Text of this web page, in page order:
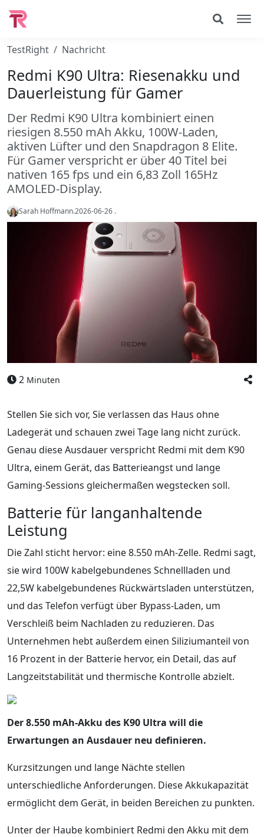
TestRight Nachricht
Redmi K90 Ultra: Riesenakku und
Dauerleistung für Gamer
Der Redmi K90 Ultra kombiniert einen
riesigen 8.550 mAh Akku, 100W-Laden,
aktiven Lüfter und den Snapdragon 8 Elite.
Für Gamer verspricht er über 40 Titel bei
nativen 165 fps und ein 6,83 Zoll 165Hz
AMOLED-Display.
Sarah Hoffmann.2026-06-26 .
2 Minuten
Stellen Sie sich vor, Sie verlassen das Haus ohne
Ladegerät und schauen zwei Tage lang nicht zurück.
Genau diese Ausdauer verspricht Redmi mit dem K90
Ultra, einem Gerät, das Batterieangst und lange
Gaming-Sessions gleichermaßen wegstecken soll.
Batterie für langanhaltende
Leistung
Die Zahl sticht hervor: eine 8.550 mAh-Zelle. Redmi sagt,
sie wird 100W kabelgebundenes Schnellladen und
22,5W kabelgebundenes Rückwärtsladen unterstützen,
und das Telefon verfügt über Bypass-Laden, um
Verschleiß beim Nachladen zu reduzieren. Das
Unternehmen hebt außerdem einen Siliziumanteil von
16 Prozent in der Batterie hervor, ein Detail, das auf
Langzeitstabilität und thermische Kontrolle abzielt.
Der 8.550 mAh-Akku des K90 Ultra will die
Erwartungen an Ausdauer neu definieren.
Kurzsitzungen und lange Nächte stellen
unterschiedliche Anforderungen. Diese Akkukapazität
ermöglicht dem Gerät, in beiden Bereichen zu punkten.
Unter der Haube kombiniert Redmi den Akku mit dem